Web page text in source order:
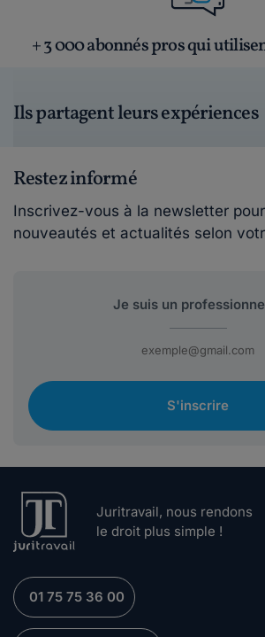
+ 3 000 abonnés pros qui
Ils partagent leurs expériences
Restez informé
Inscrivez-vous à la newsletter
nouveautés et actualités selon
S'inscrire
Juritravail, nous rendons
le droit plus simple !
01 75 75 36 00